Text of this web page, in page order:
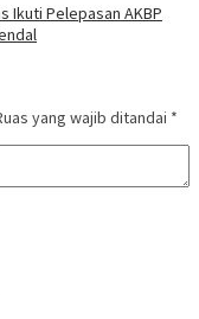
Ikuti Pelepasan AKBP
yang wajib ditandai *